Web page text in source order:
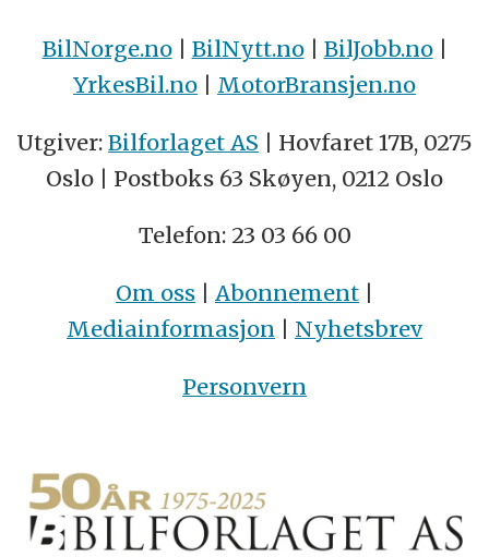
BilNorge.no| BilNytt.no| BilJobb.no|
YrkesBil.no | MotorBransjen.no
Utgiver: Bilforlaget AS | Hovfaret 17B, 0275
Oslo | Postboks 63 Skøyen, 0212 Oslo
Telefon: 23 03 66 00
Om oss Abonnement
Mediainformasjon
Nyhetsbrev
Personvern